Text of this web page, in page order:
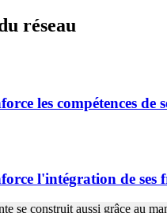
réseau
les compétences de
l'intégration de